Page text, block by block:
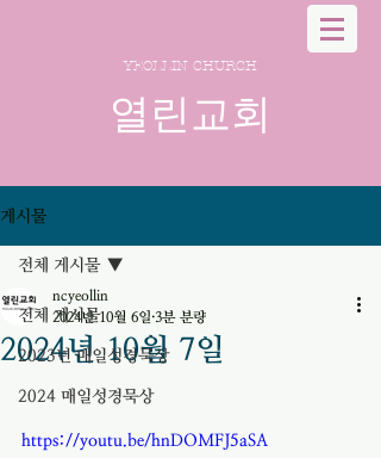
YEOLLIN CHURCH
열린교회
게시물
전체 게시물
2023년 매일성경묵상
2024 매일성경묵상
전체 게시물
2024년 10월 7일
ncyeollin
2024년 10월 6일 3분 분량
https://youtu.be/hnDOMFJ5aSA